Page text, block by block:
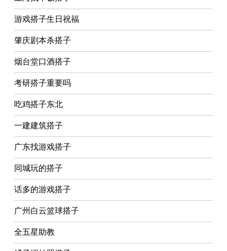
游戏搭子生日祝福
肇庆剧本杀搭子
烟台堂口酒搭子
考研搭子重要吗
吃鸡搭子东北
一建建筑搭子
广东找游戏搭子
同城玩的搭子
话多的游戏搭子
广州白云篮球搭子
全五星助教